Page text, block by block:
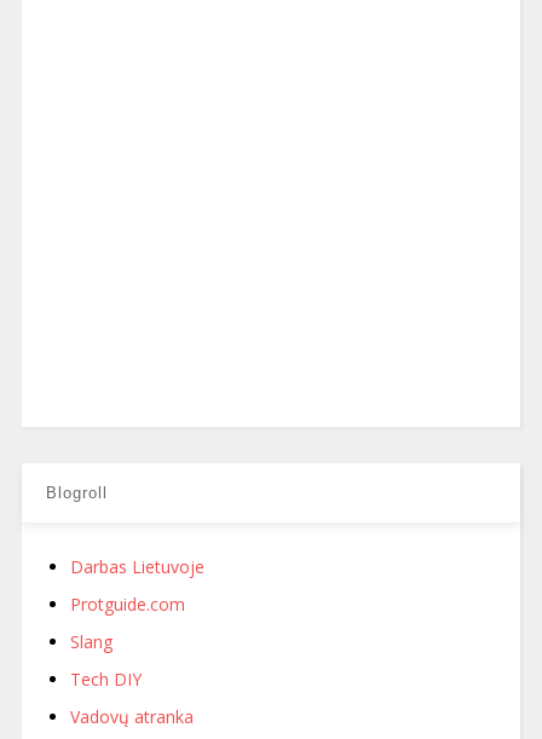
Blogroll
Darbas Lietuvoje
Protguide.com
Slang
Tech DIY
Vadovų atranka